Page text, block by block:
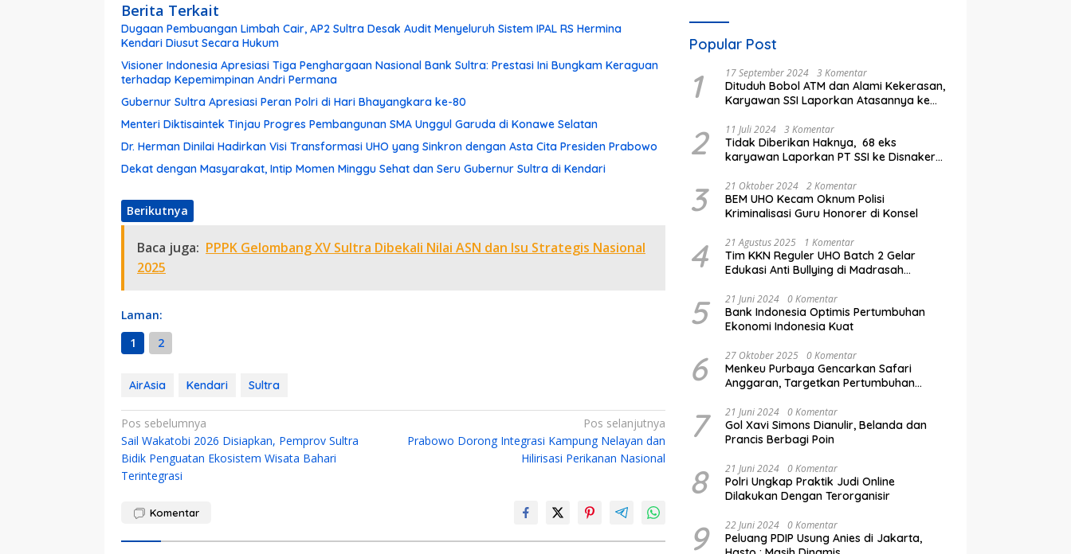
Berita Terkait
Dugaan Pembuangan Limbah Cair, AP2 Sultra Desak Audit Menyeluruh Sistem IPAL RS Hermina
Kendari Diusut Secara Hukum
Visioner Indonesia Apresiasi Tiga Penghargaan Nasional Bank Sultra: Prestasi Ini Bungkam Keraguan
terhadap Kepemimpinan Andri Permana
Gubernur Sultra Apresiasi Peran Polri di Hari Bhayangkara ke-80
Menteri Diktisaintek Tinjau Progres Pembangunan SMA Unggul Garuda di Konawe Selatan
Dr. Herman Dinilai Hadirkan Visi Transformasi UHO yang Sinkron dengan Asta Cita Presiden Prabowo
Dekat dengan Masyarakat, Intip Momen Minggu Sehat dan Seru Gubernur Sultra di Kendari
Berikutnya
Baca juga: PPPK Gelombang XV Sultra Dibekali Nilai ASN dan Isu Strategis Nasional
2025
Laman:
1
2
AirAsia Kendari Sultra
Navigasi
pos
Pos sebelumnya
Sail Wakatobi 2026 Disiapkan, Pemprov Sultra
Bidik Penguatan Ekosistem Wisata Bahari
Terintegrasi
Pos selanjutnya
Prabowo Dorong Integrasi Kampung Nelayan dan
Hilirisasi Perikanan Nasional
Komentar
Popular Post
1 17 September 2024 3 Komentar
Dituduh Bobol ATM dan Alami Kekerasan,
Karyawan SSI Laporkan Atasannya ke
2 11 Juli 2024 3 Komentar
Tidak Diberikan Haknya, 68 eks
karyawan Laporkan PT SSI ke Disnaker
3 21 Oktober 2024 2 Komentar
BEM UHO Kecam Oknum Polisi
Kriminalisasi Guru Honorer di Konsel
4 21 Agustus 2025 1 Komentar
Tim KKN Reguler UHO Batch 2 Gelar
Edukasi Anti Bullying di Madrasah
5 21 Juni 2024 0 Komentar
Bank Indonesia Optimis Pertumbuhan
Ekonomi Indonesia Kuat
6 27 Oktober 2025 0 Komentar
Menkeu Purbaya Gencarkan Safari
Anggaran, Targetkan Pertumbuhan
7 21 Juni 2024 0 Komentar
Gol Xavi Simons Dianulir, Belanda dan
Prancis Berbagi Poin
8 21 Juni 2024 0 Komentar
Polri Ungkap Praktik Judi Online
Dilakukan Dengan Terorganisir
9 22 Juni 2024 0 Komentar
Peluang PDIP Usung Anies di Jakarta,